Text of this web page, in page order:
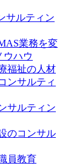
サルティン
業務を変
ウハウ
福祉の人材
ンサルティ
サルティン
のコンサル
員教育